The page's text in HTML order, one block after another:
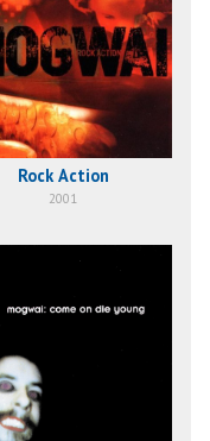
Rock Action
2001